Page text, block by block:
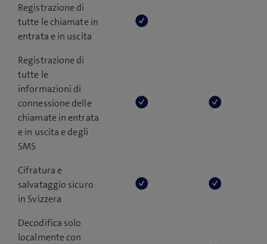
Registrazione di
tutte le chiamate in
entrata e in uscita
Registrazione di
tutte le
informazioni di
connessione delle
chiamate in entrata
e in uscita e degli
SMS
Cifratura e
salvataggio sicuro
in Svizzera
Decodifica solo
localmente con